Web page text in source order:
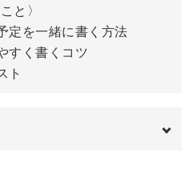
るカード
41:21
と〉
定を一緒に書く方法
すく書くコツ
ト